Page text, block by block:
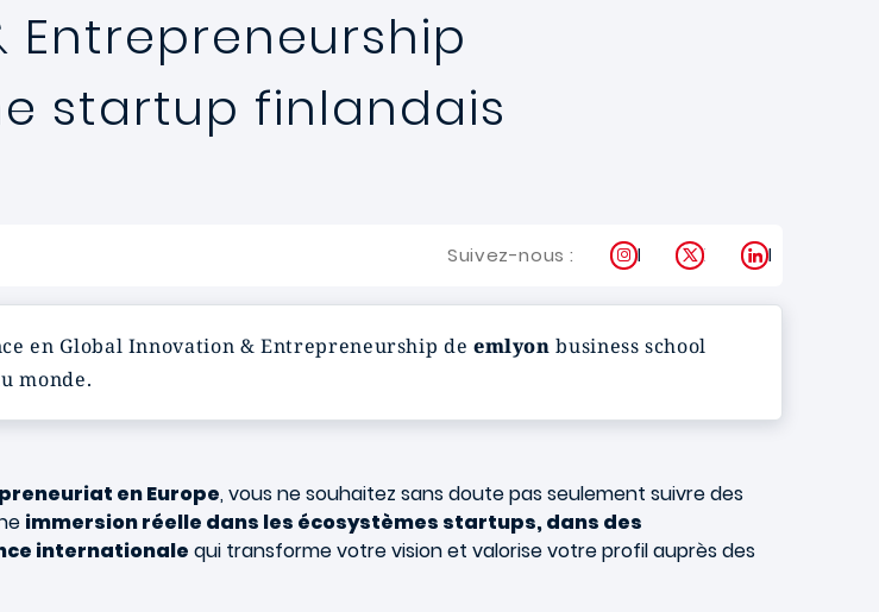
Entrepreneurship
startup finlandais
Suivez-nous : Instagram
X LinkedIn
en Global Innovation & Entrepreneurship de emlyonbusiness school
monde.
en Europe, vous ne souhaitez sans doute pas seulement suivre des
immersion réelle dans les écosystèmes startups, dans des
internationale qui transforme votre vision et valorise votre profil auprès des